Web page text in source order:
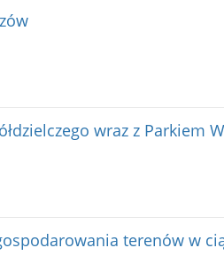
wraz z Parkiem
terenów w